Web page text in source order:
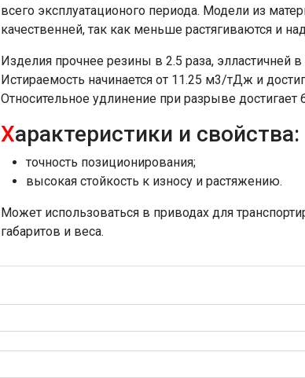
всего эксплуатационого периода. Модели из
качественней, так как меньше растягиваются и
Изделия прочнее резины в 2.5 раза, элластичней в
Истираемость начинается от 11.25 м3/тДж и
Относительное удлинение при разрыве достигает
Характеристики и свойства:
точность позиционирования;
высокая стойкость к износу и растяжению.
Может использоваться в приводах для
габаритов и веса.